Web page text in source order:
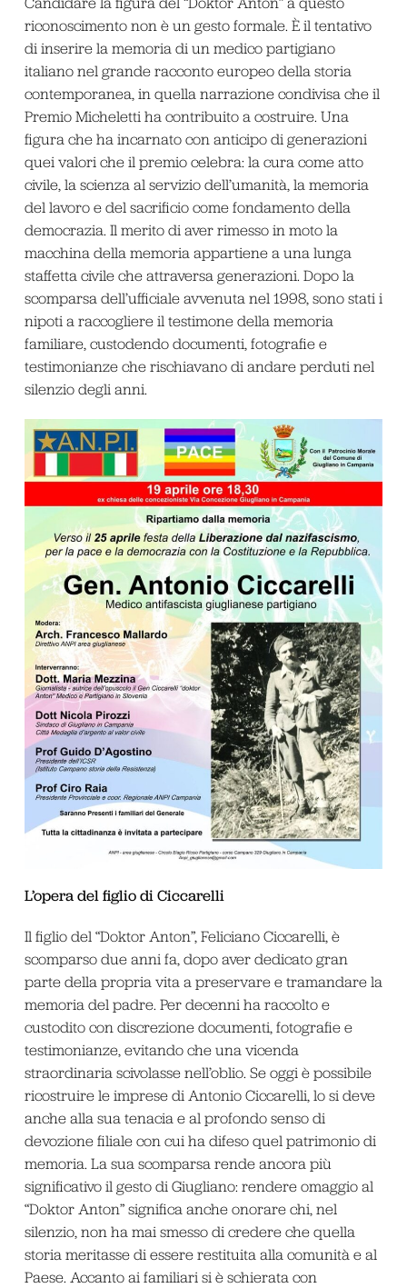
riconoscimento non è un gesto formale. È il tentativo
di inserire la memoria di un medico partigiano
italiano nel grande racconto europeo della storia
contemporanea, in quella narrazione condivisa che il
Premio Micheletti ha contribuito a costruire. Una
figura che ha incarnato con anticipo di generazioni
quei valori che il premio celebra: la cura come atto
civile, la scienza al servizio dell’umanità, la memoria
del lavoro e del sacrificio come fondamento della
democrazia. Il merito di aver rimesso in moto la
macchina della memoria appartiene a una lunga
staffetta civile che attraversa generazioni. Dopo la
scomparsa dell’ufficiale avvenuta nel 1998, sono stati i
nipoti a raccogliere il testimone della memoria
familiare, custodendo documenti, fotografie e
testimonianze che rischiavano di andare perduti nel
silenzio degli anni.
L’opera del figlio di Ciccarelli
Il figlio del “Doktor Anton”, Feliciano Ciccarelli, è
scomparso due anni fa, dopo aver dedicato gran
parte della propria vita a preservare e tramandare la
memoria del padre. Per decenni ha raccolto e
custodito con discrezione documenti, fotografie e
testimonianze, evitando che una vicenda
straordinaria scivolasse nell’oblio. Se oggi è possibile
ricostruire le imprese di Antonio Ciccarelli, lo si deve
anche alla sua tenacia e al profondo senso di
devozione filiale con cui ha difeso quel patrimonio di
memoria. La sua scomparsa rende ancora più
significativo il gesto di Giugliano: rendere omaggio al
“Doktor Anton” significa anche onorare chi, nel
silenzio, non ha mai smesso di credere che quella
storia meritasse di essere restituita alla comunità e al
Paese. Accanto ai familiari si è schierata con